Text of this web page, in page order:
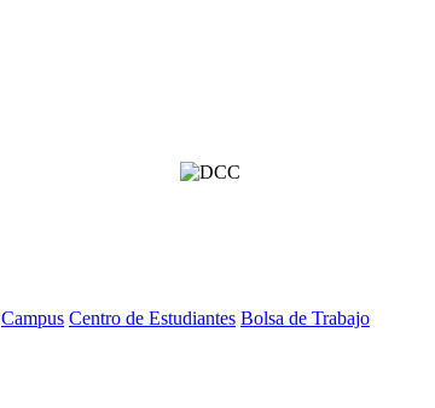
Campus Centro de Estudiantes Bolsa de Trabajo